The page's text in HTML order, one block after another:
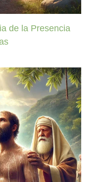
de la Presencia